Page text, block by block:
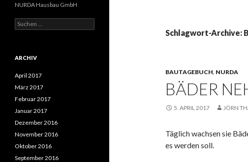
Schlagwort-Archive:
BAUTAGEBUCH, NURDA
BÄDER
5. APRIL 2017 JÖRN
Täglich wachsen sie
es werden soll.
NURDA Hausbau GmbH
Suchen
nach:
ARCHIV
April 2017
März 2017
Februar 2017
Januar 2017
Dezember 2016
November 2016
Oktober 2016
September 2016